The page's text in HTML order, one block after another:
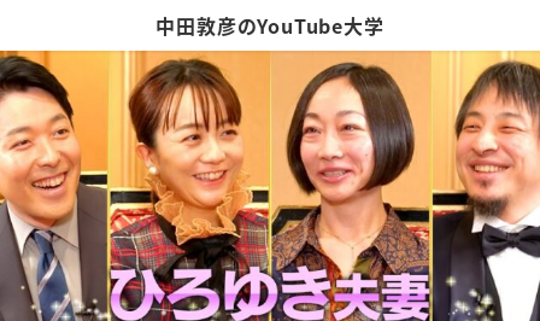
中田敦彦のYouTube大学